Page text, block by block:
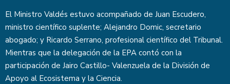
El Ministro Valdés estuvo acompañado de Juan Escudero,
ministro científico suplente; Alejandro Domic, secretario
abogado; y Ricardo Serrano, profesional científico del Tribunal.
Mientras que la delegación de la EPA contó con la
participación de Jairo Castillo- Valenzuela de la División de
Apoyo al Ecosistema y la Ciencia.